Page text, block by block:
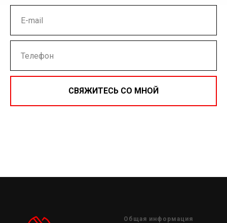
СВЯЖИТЕСЬ СО МНОЙ
Общая информация